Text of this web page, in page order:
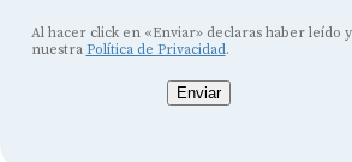
Al hacer click en «Enviar» declaras haber leído
nuestra Política de Privacidad.
Enviar